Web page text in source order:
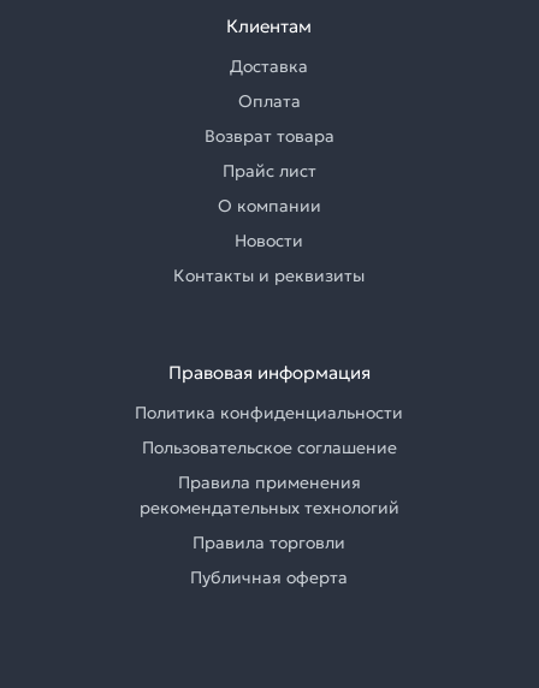
Клиентам
Доставка
Оплата
Возврат товара
Прайс лист
О компании
Новости
Контакты и реквизиты
Правовая информация
Политика конфиденциальности
Пользовательское соглашение
Правила применения
рекомендательных технологий
Правила торговли
Публичная оферта